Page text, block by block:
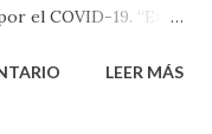
el COVID-19. “En
vendedores y
LEER MÁS